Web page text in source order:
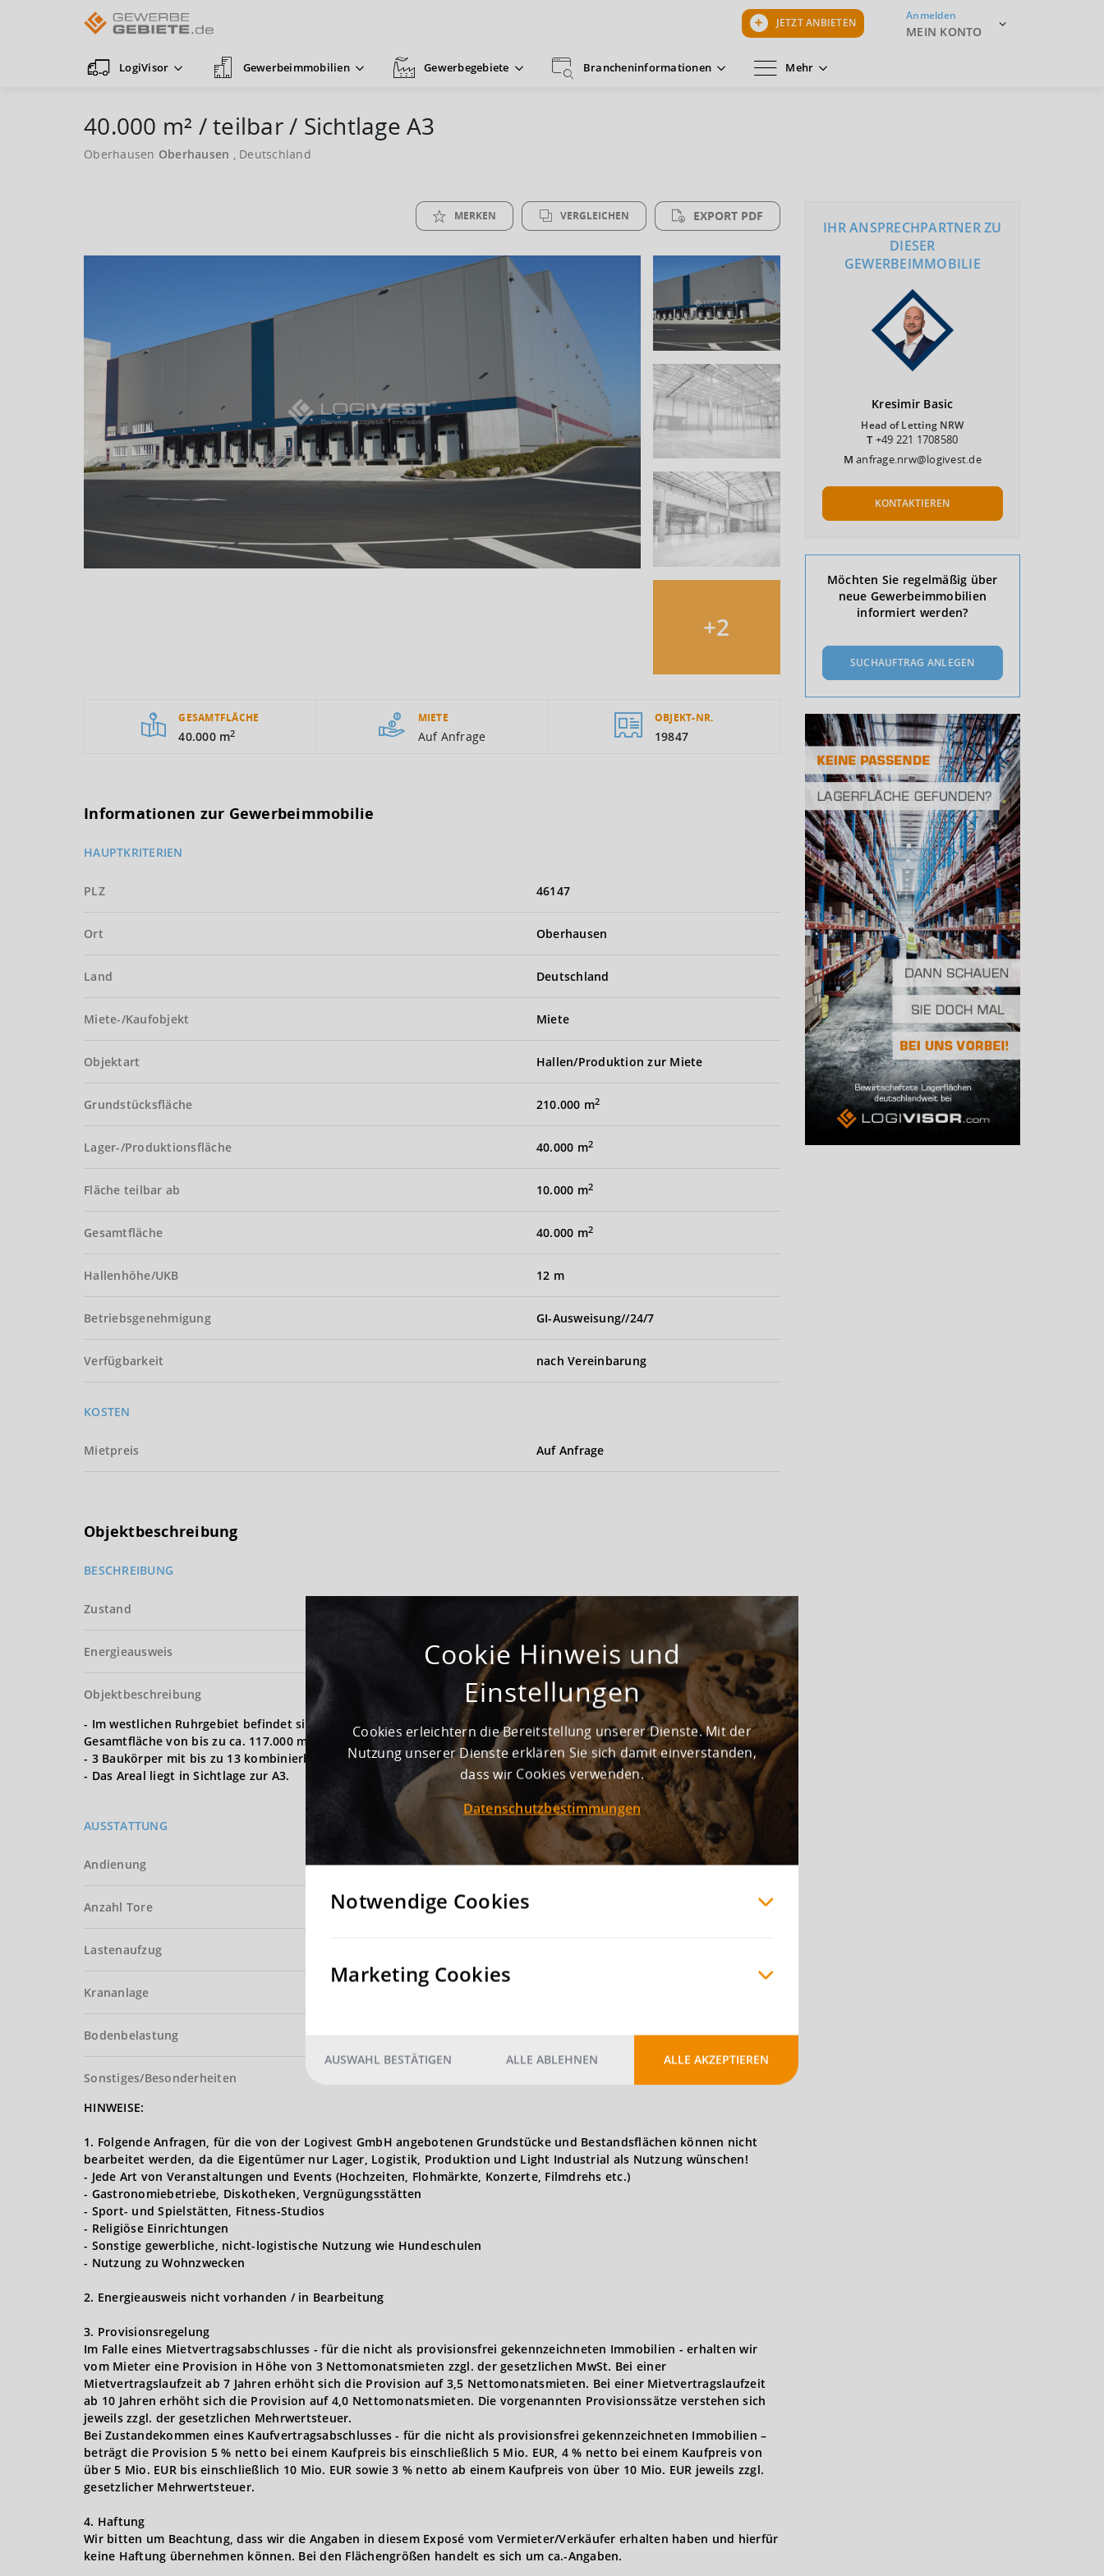
JETZT ANBIETEN
Anmelden
MEIN KONTO
LogiVisor Gewerbeimmobilien Gewerbegebiete Brancheninformationen Mehr
40.000 m² / teilbar / Sichtlage A3
Oberhausen Oberhausen , Deutschland
MERKEN VERGLEICHEN EXPORT PDF
+2
GESAMTFLÄCHE
40.000 m2
MIETE
Auf Anfrage
OBJEKT-NR.
19847
Informationen zur Gewerbeimmobilie
HAUPTKRITERIEN
PLZ 46147
Ort Oberhausen
Land Deutschland
Miete-/Kaufobjekt Miete
Objektart Hallen/Produktion zur Miete
Grundstücksfläche 210.000 m2
Lager-/Produktionsfläche 40.000 m2
Fläche teilbar ab 10.000 m2
Gesamtfläche 40.000 m2
Hallenhöhe/UKB 12 m
Betriebsgenehmigung GI-Ausweisung//24/7
Verfügbarkeit nach Vereinbarung
KOSTEN
Mietpreis Auf Anfrage
Objektbeschreibung
BESCHREIBUNG
Zustand Gepflegt
Energieausweis Noch nicht vorhanden
Objektbeschreibung
- Im westlichen Ruhrgebiet befindet sich einer der größten und modernsten Logistikparks in NRW mit einer
Gesamtfläche von bis zu ca. 117.000 m² Hallenfläche auf einem ca. 210.000 m² GI-Grundstück.
- 3 Baukörper mit bis zu 13 kombinierbaren Brandabschnitten.
- Das Areal liegt in Sichtlage zur A3.
AUSSTATTUNG
Andienung Rampe
Anzahl Tore
Lastenaufzug
Krananlage
Bodenbelastung
Sonstiges/Besonderheiten
HINWEISE:
1. Folgende Anfragen, für die von der Logivest GmbH angebotenen Grundstücke und Bestandsflächen können nicht
bearbeitet werden, da die Eigentümer nur Lager, Logistik, Produktion und Light Industrial als Nutzung wünschen!
- Jede Art von Veranstaltungen und Events (Hochzeiten, Flohmärkte, Konzerte, Filmdrehs etc.)
- Gastronomiebetriebe, Diskotheken, Vergnügungsstätten
- Sport- und Spielstätten, Fitness-Studios
- Religiöse Einrichtungen
- Sonstige gewerbliche, nicht-logistische Nutzung wie Hundeschulen
- Nutzung zu Wohnzwecken
2. Energieausweis nicht vorhanden / in Bearbeitung
3. Provisionsregelung
Im Falle eines Mietvertragsabschlusses - für die nicht als provisionsfrei gekennzeichneten Immobilien - erhalten wir
vom Mieter eine Provision in Höhe von 3 Nettomonatsmieten zzgl. der gesetzlichen MwSt. Bei einer
Mietvertragslaufzeit ab 7 Jahren erhöht sich die Provision auf 3,5 Nettomonatsmieten. Bei einer Mietvertragslaufzeit
ab 10 Jahren erhöht sich die Provision auf 4,0 Nettomonatsmieten. Die vorgenannten Provisionssätze verstehen sich
jeweils zzgl. der gesetzlichen Mehrwertsteuer.
Bei Zustandekommen eines Kaufvertragsabschlusses - für die nicht als provisionsfrei gekennzeichneten Immobilien –
beträgt die Provision 5 % netto bei einem Kaufpreis bis einschließlich 5 Mio. EUR, 4 % netto bei einem Kaufpreis von
über 5 Mio. EUR bis einschließlich 10 Mio. EUR sowie 3 % netto ab einem Kaufpreis von über 10 Mio. EUR jeweils zzgl.
gesetzlicher Mehrwertsteuer.
4. Haftung
Wir bitten um Beachtung, dass wir die Angaben in diesem Exposé vom Vermieter/Verkäufer erhalten haben und hierfür
keine Haftung übernehmen können. Bei den Flächengrößen handelt es sich um ca.-Angaben.
IHR ANSPRECHPARTNER ZU
DIESER
GEWERBEIMMOBILIE
Kresimir Basic
Head of Letting NRW
T+49 221 1708580
Manfrage.nrw@logivest.de
KONTAKTIEREN
Möchten Sie regelmäßig über
neue Gewerbeimmobilien
informiert werden?
SUCHAUFTRAG ANLEGEN
Cookie Hinweis und
Einstellungen
Cookies erleichtern die Bereitstellung unserer Dienste. Mit der
Nutzung unserer Dienste erklären Sie sich damit einverstanden,
dass wir Cookies verwenden.
Datenschutzbestimmungen
Notwendige Cookies
Marketing Cookies
AUSWAHL BESTÄTIGEN ALLE ABLEHNEN ALLE AKZEPTIEREN